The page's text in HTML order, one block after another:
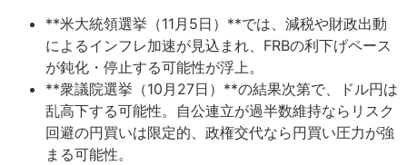
**米大統領選挙（11月5日）**では、減税や財政出動
によるインフレ加速が見込まれ、FRBの利下げペース
が鈍化・停止する可能性が浮上。
**衆議院選挙（10月27日）**の結果次第で、ドル円は
乱高下する可能性。自公連立が過半数維持ならリスク
回避の円買いは限定的、政権交代なら円買い圧力が強
まる可能性。